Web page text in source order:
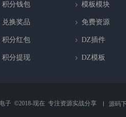
积分钱包
兑换奖品
积分红包
积分提现
模板模块
免费资源
DZ插件
DZ模板
子 ©2018-现在 专注资源实战分享 源码